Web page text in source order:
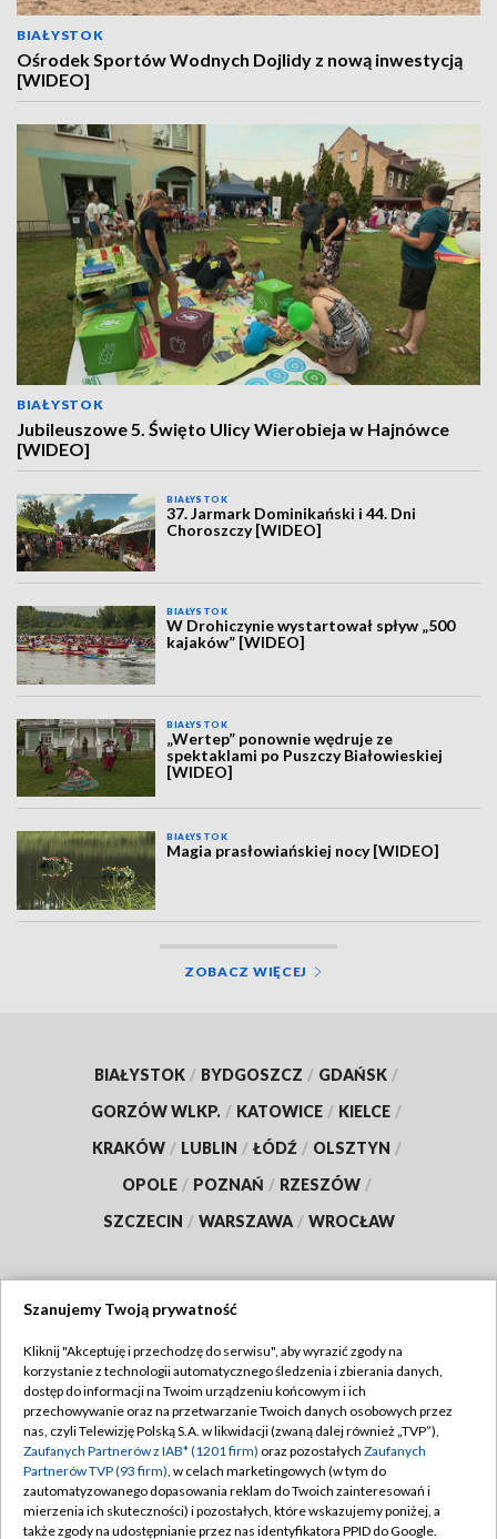
BIAŁYSTOK
Ośrodek Sportów Wodnych Dojlidy z nową inwestycją
[WIDEO]
BIAŁYSTOK
Jubileuszowe 5. Święto Ulicy Wierobieja w Hajnówce
[WIDEO]
BIAŁYSTOK
37. Jarmark Dominikański i 44. Dni
Choroszczy [WIDEO]
BIAŁYSTOK
W Drohiczynie wystartował spływ „500
kajaków” [WIDEO]
BIAŁYSTOK
„Wertep” ponownie wędruje ze
spektaklami po Puszczy Białowieskiej
[WIDEO]
BIAŁYSTOK
Magia prasłowiańskiej nocy [WIDEO]
ZOBACZ WIĘCEJ
BIAŁYSTOK / BYDGOSZCZ / GDAŃSK /
GORZÓW WLKP. / KATOWICE / KIELCE /
KRAKÓW / LUBLIN / ŁÓDŹ / OLSZTYN /
OPOLE / POZNAŃ / RZESZÓW /
SZCZECIN / WARSZAWA / WROCŁAW
TVP
Abonament TVP
Emisja w TVP
Centrum informacji TVP
Naziemna Telewizja Cyfrowa
Regulamin TVP
Polityka prywatności
Moje zgody
Pomoc
Szanujemy Twoją prywatność
Kliknij "Akceptuję i przechodzę do serwisu", aby wyrazić zgody na
korzystanie z technologii automatycznego śledzenia i zbierania danych,
dostęp do informacji na Twoim urządzeniu końcowym i ich
przechowywanie oraz na przetwarzanie Twoich danych osobowych przez
nas, czyli Telewizję Polską S.A. w likwidacji (zwaną dalej również „TVP”),
Zaufanych Partnerów z IAB* (1201 firm) oraz pozostałych Zaufanych
Partnerów TVP (93 firm), w celach marketingowych (w tym do
zautomatyzowanego dopasowania reklam do Twoich zainteresowań i
mierzenia ich skuteczności) i pozostałych, które wskazujemy poniżej, a
także zgody na udostępnianie przez nas identyfikatora PPID do Google.